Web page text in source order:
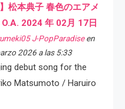
松本典子 春色のエアメ
O.A. 2024 年 02月 17日
J-PopParadiseen
2026 a las 5:33
debut song for the
Matsumoto / Haruiro